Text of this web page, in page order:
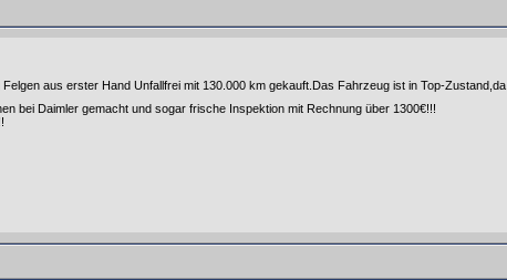
aus erster Hand Unfallfrei mit 130.000 km gekauft.Das Fahrzeug ist in Top-Zustand,da
bei Daimler gemacht und sogar frische Inspektion mit Rechnung über 1300€!!!